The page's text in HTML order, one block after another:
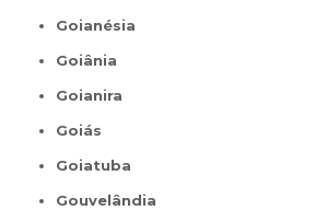
Goianésia
Goiânia
Goianira
Goiás
Goiatuba
Gouvelândia